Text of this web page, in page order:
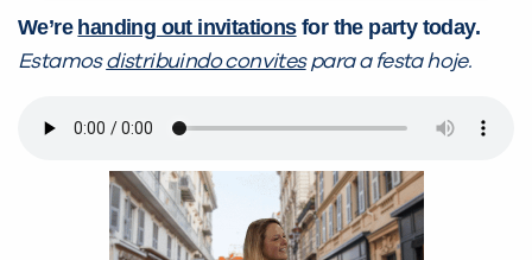
We’re handing out invitationsfor the party today.
Estamosdistribuindo convitespara a festa hoje.